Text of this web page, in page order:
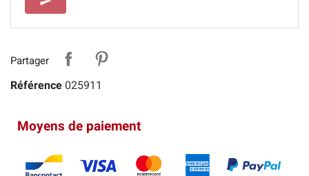
Partager
Référence 025911
Moyens de paiement